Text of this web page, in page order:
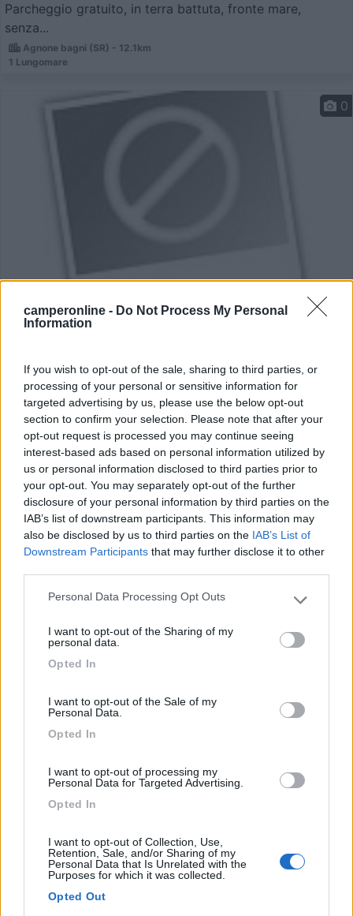
camperonline - Do Not Process My Personal
Information
If you wish to opt-out of the sale, sharing to third parties, or
processing of your personal or sensitive information for
targeted advertising by us, please use the below opt-out
section to confirm your selection. Please note that after your
opt-out request is processed you may continue seeing
interest-based ads based on personal information utilized by
us or personal information disclosed to third parties prior to
your opt-out. You may separately opt-out of the further
disclosure of your personal information by third parties on the
IAB’s list of downstream participants. This information may
also be disclosed by us to third parties on the IAB’s List of
Downstream Participants that may further disclose it to other
Please note that this website/app uses one or more Google
not limited to your visit or usage behaviour. You may click to
grant or deny consent to Google and its third-party tags to
use your data for below specified purposes in below Google
Personal Data Processing Opt Outs
I want to opt-out of the Sharing of my
personal data.
Opted In
I want to opt-out of the Sale of my
Personal Data.
Opted In
I want to opt-out of processing my
Personal Data for Targeted Advertising.
Opted In
I want to opt-out of Collection, Use,
Retention, Sale, and/or Sharing of my
Personal Data that Is Unrelated with the
Purposes for which it was collected.
Opted Out
Parcheggio gratuito, in terra battuta, fronte mare,
senza...
Agnone bagni (SR) - 12.1km
1 Lungomare
0
Area di sosta a Motta Sant'Anastasia
Servizi / Posizione
Servizio AGIP con Bar, Ristorante, Fast Food
Motta Sant'Anastasia (CT) - 12.7km
SS. 192/Km 73,600 uscita autostrada Catania/Palermo
Area di sosta (AA)
6 2
Servizi / Posizione
Catania (CT) - 13.1km